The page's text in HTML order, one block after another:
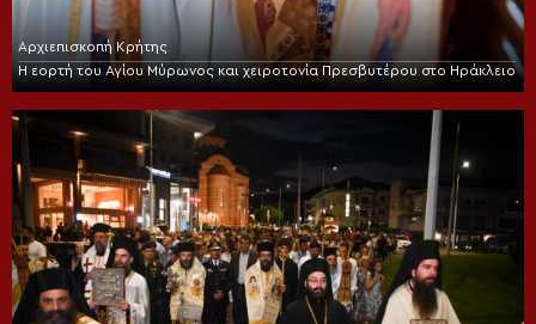
Αρχιεπισκοπή Κρήτης
Η εορτή του Αγίου Μύρωνος και χειροτονία Πρεσβυτέρου στο Ηράκλειο